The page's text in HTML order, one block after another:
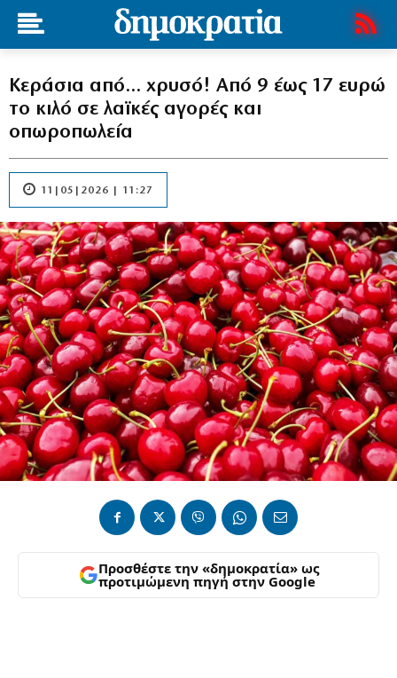
Κεράσια από… χρυσό! Από 9 έως 17 ευρώ
το κιλό σε λαϊκές αγορές και
οπωροπωλεία
11|05|2026 | 11:27
Προσθέστε την «δημοκρατία» ως
προτιμώμενη πηγή στην Google